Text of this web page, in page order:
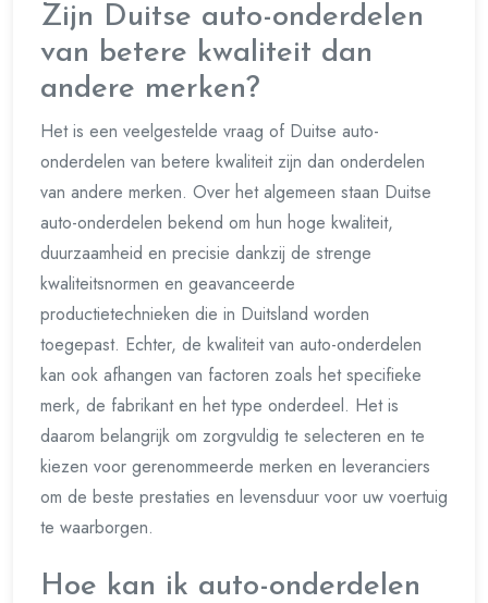
Zijn Duitse auto-onderdelen
van betere kwaliteit dan
andere merken?
Het is een veelgestelde vraag of Duitse auto-
onderdelen van betere kwaliteit zijn dan onderdelen
van andere merken. Over het algemeen staan Duitse
auto-onderdelen bekend om hun hoge kwaliteit,
duurzaamheid en precisie dankzij de strenge
kwaliteitsnormen en geavanceerde
productietechnieken die in Duitsland worden
toegepast. Echter, de kwaliteit van auto-onderdelen
kan ook afhangen van factoren zoals het specifieke
merk, de fabrikant en het type onderdeel. Het is
daarom belangrijk om zorgvuldig te selecteren en te
kiezen voor gerenommeerde merken en leveranciers
om de beste prestaties en levensduur voor uw voertuig
te waarborgen.
Hoe kan ik auto-onderdelen